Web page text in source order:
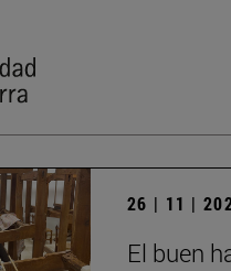
26 | 11 |
El buen